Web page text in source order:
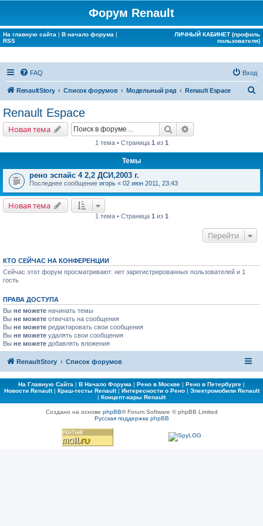
Форум Renault
На главную сайта | В начало форума |
RSS
ЛИЧНЫЙ КАБИНЕТ (профиль
пользователя)
FAQ Вход
RenaultStory Список форумов Модельный ряд Renault Espace
Renault Espace
Новая тема Поиск
1 тема • Страница 1 из 1
Темы
рено эспайс 4 2,2 ДСИ,2003 г.
Последнее сообщение игорь « 02 июн 2011, 23:43
Новая тема
1 тема • Страница 1 из 1
Перейти
КТО СЕЙЧАС НА КОНФЕРЕНЦИИ
Сейчас этот форум просматривают: нет зарегистрированных пользователей и 1
гость
ПРАВА ДОСТУПА
Вы не можете начинать темы
Вы не можете отвечать на сообщения
Вы не можете редактировать свои сообщения
Вы не можете удалять свои сообщения
Вы не можете добавлять вложения
RenaultStory Список форумов
На Главную Сайта | В Начало Форума | Рено в Москве | Рено в Петербурге |
Новости Renault| Краш-тесты Renault| Интересности о Рено| Электромобили Renault
| Концепт-кары Renault
Создано на основе phpBB® Forum Software © phpBB Limited
Русская поддержка phpBB